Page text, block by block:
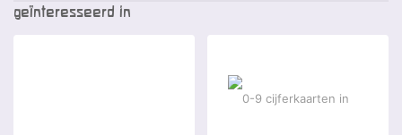
geïnteresseerd in